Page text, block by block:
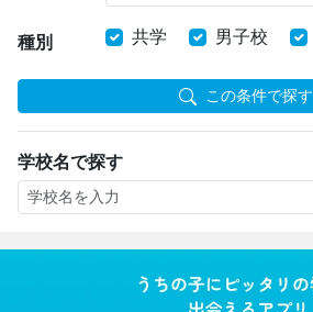
種別 共学 男子校
この条件で探す
学校名で探す